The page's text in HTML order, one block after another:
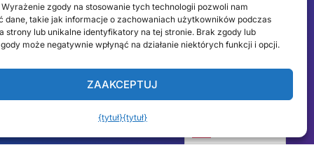
zgody na stosowanie tych technologii pozwoli nam
dane, takie jak informacje o zachowaniach użytkowników podczas
strony lub unikalne identyfikatory na tej stronie. Brak zgody lub
może negatywnie wpłynąć na działanie niektórych funkcji i opcji.
ZAAKCEPTUJ
{tytuł}{tytuł}
USA
Dubaj
Meksyk
España
Irlandia
Polska
Australia
S. Afryka